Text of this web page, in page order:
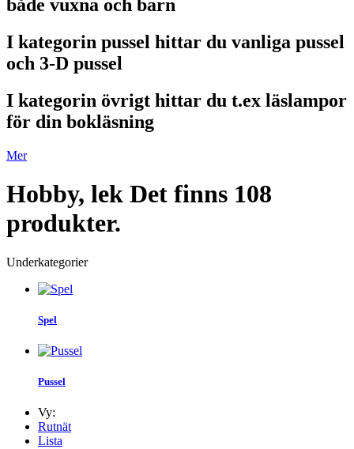
både vuxna och barn
I kategorin pussel hittar du vanliga pussel
och 3-D pussel
I kategorin övrigt hittar du t.ex läslampor
för din bokläsning
Mer
Hobby, lek Det finns 108
produkter.
Underkategorier
Spel
Pussel
Vy:
Rutnät
Lista